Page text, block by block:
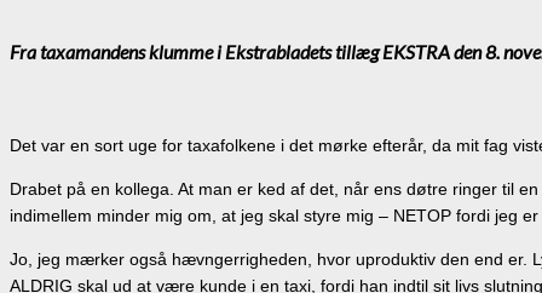
Fra taxamandens klumme i Ekstrabladets tillæg EKSTRA den 8.
Det var en sort uge for taxafolkene i det mørke efterår, da mit fag
Drabet på en kollega. At man er ked af det, når ens døtre ringer til
indimellem minder mig om, at jeg skal styre mig – NETOP fordi jeg
Jo, jeg mærker også hævngerrigheden, hvor uproduktiv den end er.
ALDRIG skal ud at være kunde i en taxi, fordi han indtil sit livs